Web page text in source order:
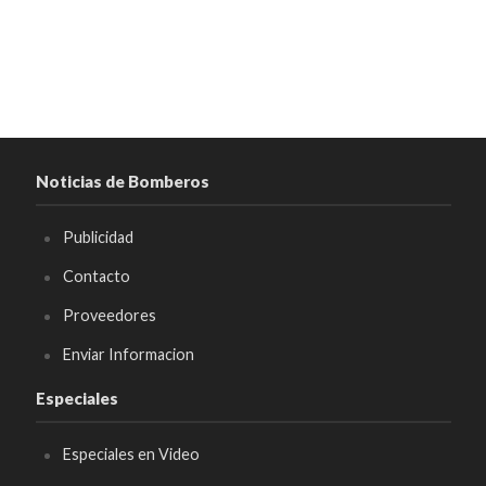
Noticias de Bomberos
Publicidad
Contacto
Proveedores
Enviar Informacion
Especiales
Especiales en Video